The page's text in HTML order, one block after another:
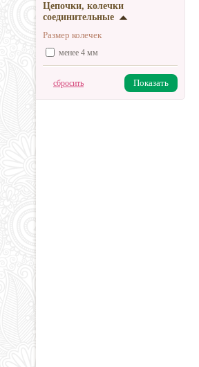
Цепочки, колечки
соединительные
Размер колечек
менее 4 мм
сбросить Показать